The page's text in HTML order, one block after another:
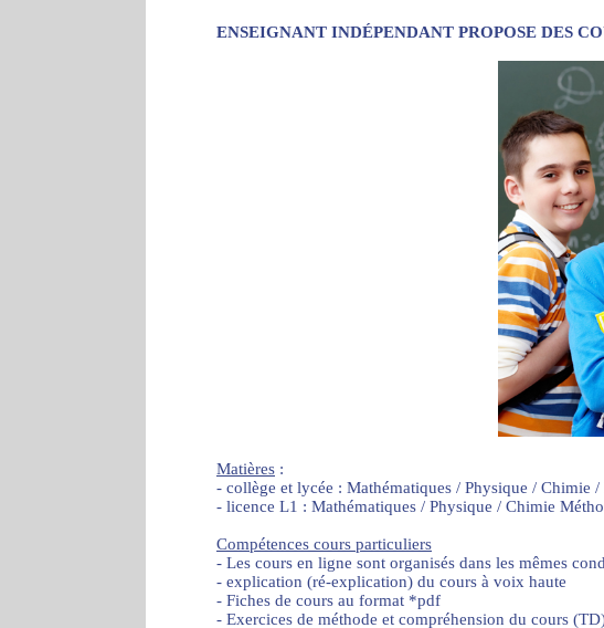
ENSEIGNANT INDÉPENDANT PROPOSE DES
Matières :
- collège et lycée : Mathématiques / Physique / Chimie
- licence L1 : Mathématiques / Physique / Chimie
Compétences cours particuliers
- Les cours en ligne sont organisés dans les mêmes
- explication (ré-explication) du cours à voix haute
- Fiches de cours au format *pdf
- Exercices de méthode et compréhension du cours